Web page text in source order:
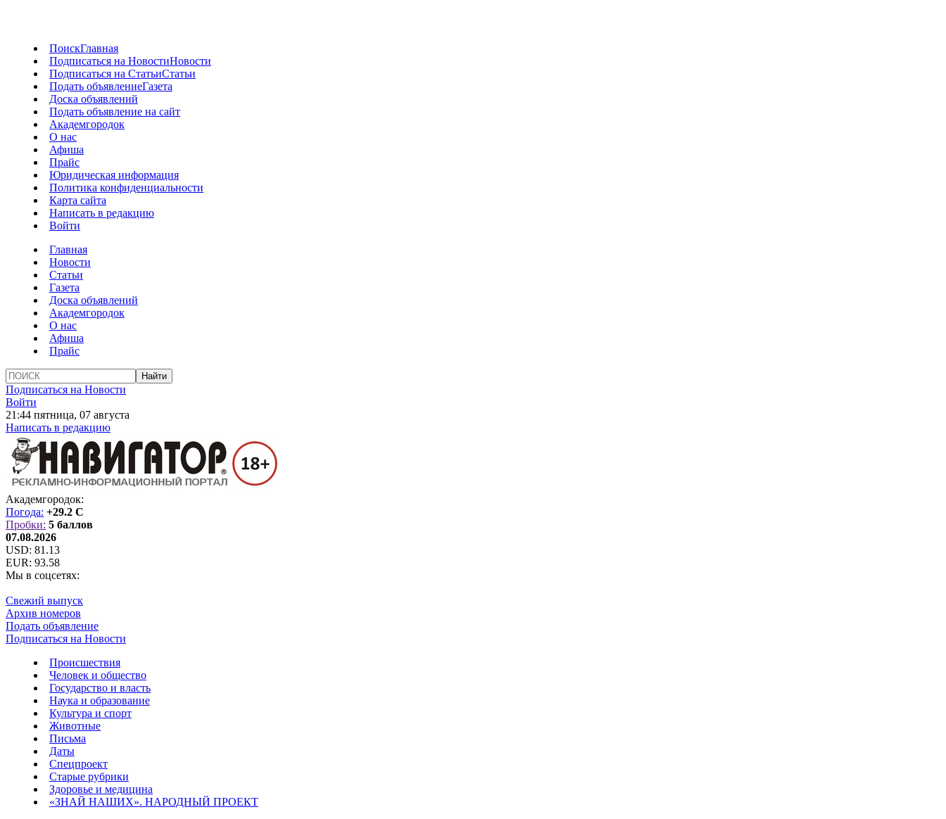
ПоискГлавная
Подписаться на НовостиНовости
Подписаться на СтатьиСтатьи
Подать объявлениеГазета
Доска объявлений
Подать объявление на сайт
Академгородок
О нас
Афиша
Прайс
Юридическая информация
Политика конфиденциальности
Карта сайта
Написать в редакцию
Войти
Главная
Новости
Статьи
Газета
Доска объявлений
Академгородок
О нас
Афиша
Прайс
Подписаться на Новости
Войти
21:44 пятница, 07 августа
Написать в редакцию
Академгородок:
Погода: +29.2 C
Пробки: 5 баллов
07.08.2026
USD: 81.13
EUR: 93.58
Мы в соцсетях:
Свежий выпуск
Архив номеров
Подать объявление
Подписаться на Новости
Происшествия
Человек и общество
Государство и власть
Наука и образование
Культура и спорт
Животные
Письма
Даты
Спецпроект
Старые рубрики
Здоровье и медицина
«ЗНАЙ НАШИХ». НАРОДНЫЙ ПРОЕКТ